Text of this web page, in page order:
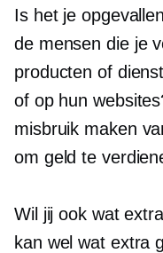
Is het je
de mensen die je
producten of
of op hun
misbruik maken
om geld te
Wil jij ook wat
kan wel wat extra